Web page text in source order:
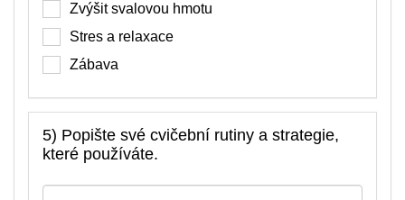
Zvýšit svalovou hmotu
Stres a relaxace
Zábava
5) Popište své cvičební rutiny a strategie,
které používáte.